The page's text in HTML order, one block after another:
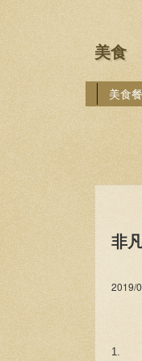
美食
美食
非
2019/
1.